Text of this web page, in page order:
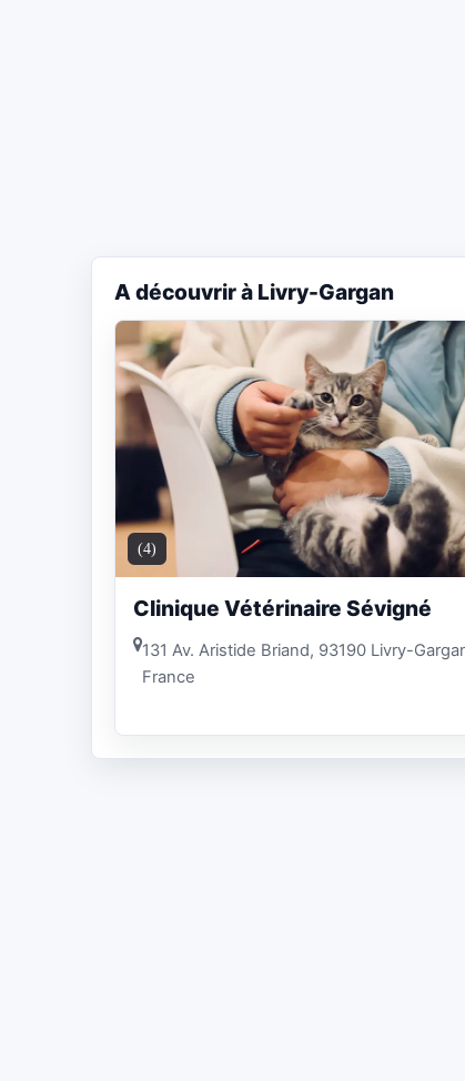
A découvrir à Livry-Gargan
(4)
Clinique Vétérinaire Sévigné
131 Av. Aristide Briand, 93190 Livry-
France